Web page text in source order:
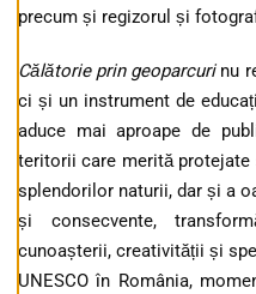
precum și regizorul și
Călătorie prin geoparcuri nu
ci și un instrument de
aduce mai aproape de
teritorii care merită
splendorilor naturii, dar și a
și consecvente,
cunoașterii, creativității și
UNESCO în România,